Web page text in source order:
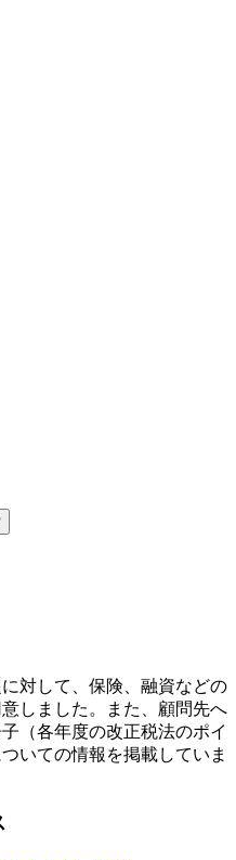
対して、保険、融資などの
しました。また、顧問先へ
（各年度の改正税法のポイ
いての情報を掲載していま